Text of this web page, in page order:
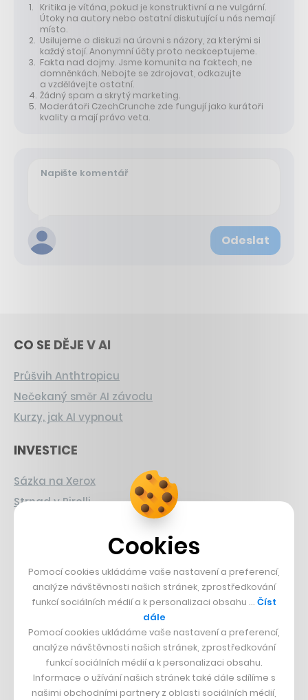
Kritika je vítána, pokud je konstruktivní a ne vulgární.
Útoky na autory nebo ostatní diskutující u nás nemají
místo.
Usilujeme o diskuzi na úrovni s názory, za kterými si
každý stojí. Anonymní účty proto neakceptujeme.
Fakta nad dojmy. Jsme komunita na faktech, ne
domněnkách. Nebojte se zdrojovat, odkazujte
a vzdělávejte ostatní.
Žádný spam a skrytý marketing.
Moderátoři CzechCrunche zde fungují jako kurátoři
kvality a mají právo veta.
Odeslat
CO SE DĚJE V AI
Průšvih Anthtropicu
Nečekaný směr AI závodu
Kurzy, jak AI vypnout
INVESTICE
Sázka na Xerox
Strnad v Pirelli
PŘÍBĚHY Z GASTRA
Boční projekt, co se zvrtnul
Francouzský šéfkuchař na Šumavě
Dva golfisti, co pečou
DESIGN
Bomma není tichá
Cookies
Pomocí cookies ukládáme vaše nastavení a preferencí,
analýze návštěvnosti našich stránek, zprostředkování
funkcí sociálních médií a k personalizaci obsahu … Číst
dále
Pomocí cookies ukládáme vaše nastavení a preferencí,
analýze návštěvnosti našich stránek, zprostředkování
funkcí sociálních médií a k personalizaci obsahu.
Informace o užívání našich stránek také dále sdílíme s
našimi obchodními partnery z oblasti sociálních médií,